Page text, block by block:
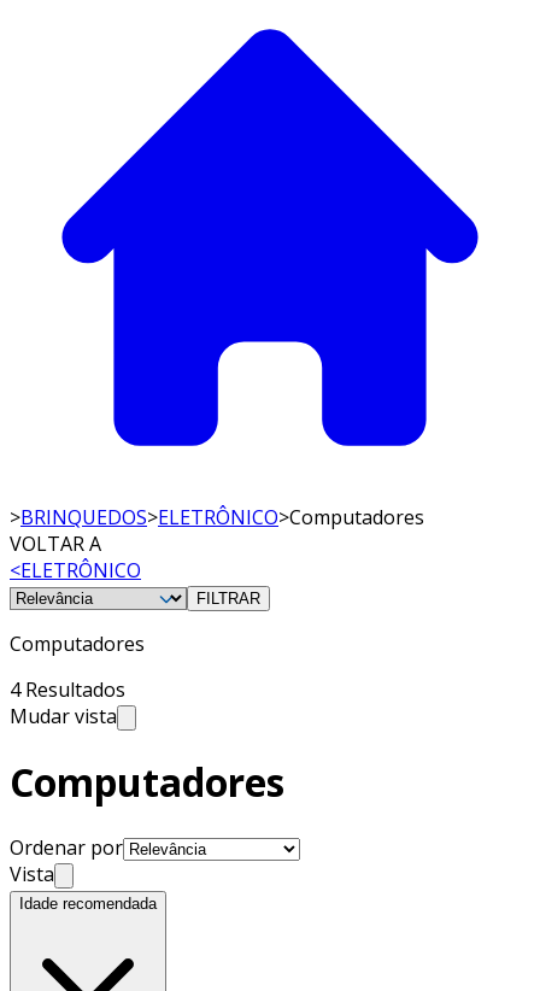
>BRINQUEDOS>ELETRÔNICO>Computadores
VOLTAR A
<ELETRÔNICO
FILTRAR
Computadores
4 Resultados
Mudar vista
Computadores
Ordenar por
Vista
Idade recomendada